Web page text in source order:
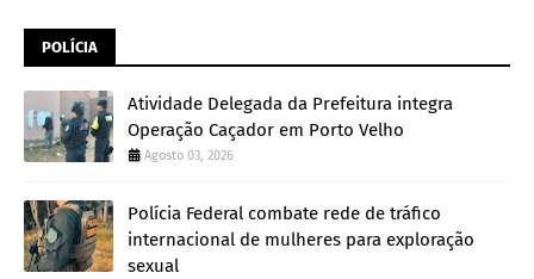
POLÍCIA
Atividade Delegada da Prefeitura integra
Operação Caçador em Porto Velho
Agosto 03, 2026
Polícia Federal combate rede de tráfico
internacional de mulheres para exploração
sexual